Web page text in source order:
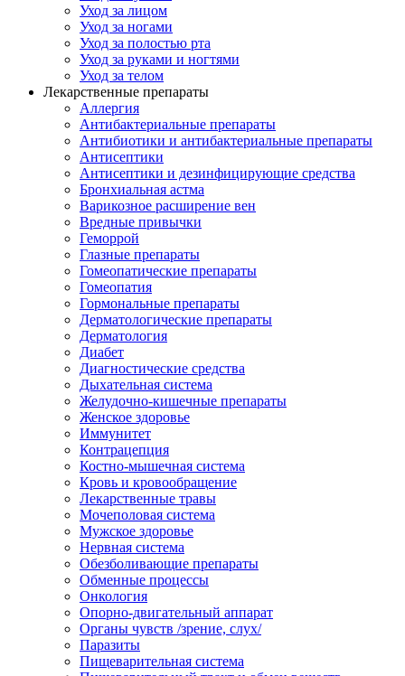
Уход за лицом
Уход за ногами
Уход за полостью рта
Уход за руками и ногтями
Уход за телом
Лекарственные препараты
Аллергия
Антибактериальные препараты
Антибиотики и антибактериальные препараты
Антисептики
Антисептики и дезинфицирующие средства
Бронхиальная астма
Варикозное расширение вен
Вредные привычки
Геморрой
Глазные препараты
Гомеопатические препараты
Гомеопатия
Гормональные препараты
Дерматологические препараты
Дерматология
Диабет
Диагностические средства
Дыхательная система
Желудочно-кишечные препараты
Женское здоровье
Иммунитет
Контрацепция
Костно-мышечная система
Кровь и кровообращение
Лекарственные травы
Мочеполовая система
Мужское здоровье
Нервная система
Обезболивающие препараты
Обменные процессы
Онкология
Опорно-двигательный аппарат
Органы чувств /зрение, слух/
Паразиты
Пищеварительная система